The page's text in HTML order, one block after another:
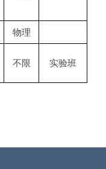
物理
不限 实验班